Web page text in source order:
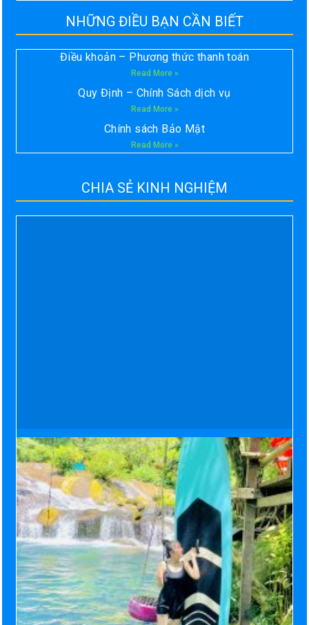
NHỮNG ĐIỀU BẠN CẦN BIẾT
Điều khoản – Phương thức thanh toán
Read More »
Quy Định – Chính Sách dịch vụ
Read More »
Chính sách Bảo Mật
Read More »
CHIA SẺ KINH NGHIỆM